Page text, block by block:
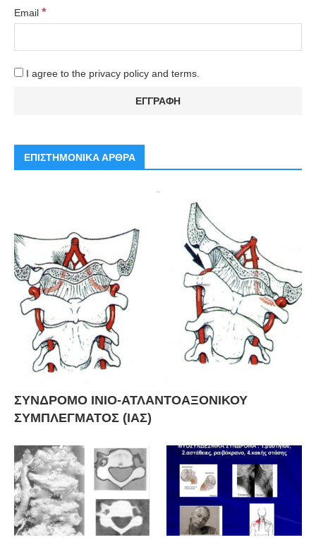
Email *
I agree to the privacy policy and terms.
ΕΠΙΣΤΗΜΟΝΙΚΑ ΑΡΘΡΑ
ΣΥΝΔΡΟΜΟ ΙΝΙΟ-ΑΤΛΑΝΤΟΑΞΟΝΙΚΟΥ
ΣΥΜΠΛΕΓΜΑΤΟΣ (ΙΑΣ)